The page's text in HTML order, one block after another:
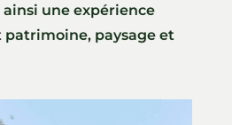
une expérience
paysage et